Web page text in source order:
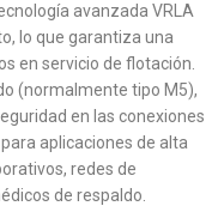
avanzada VRLA
lo que garantiza una
en servicio de flotación.
(normalmente tipo M5),
en las conexiones
aplicaciones de alta
redes de
de respaldo.